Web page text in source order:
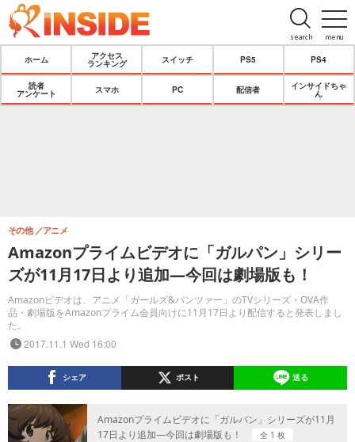
menu
search
ホーム
アクセス
ランキング
スイッチ PS5 PS4
読者
アンケート
スマホ PC 配信者
インサイドちゃ
ん
Amazonプライムビデオに「ガルパン」シリー
ズが11月17日より追加―今回は劇場版も！
Amazonビデオは、アニメ「ガールズ&パンツァー」のTVシリーズ・OVA作
品・劇場版をAmazonプライム会員向けに11月17日より配信すると発表しまし
た。
その他 アニメ
2017.11.1 Wed 16:00
シェア ポスト 送る
Amazonプライムビデオに「ガルパン」シリーズが11月
17日より追加―今回は劇場版も！
全 1 枚